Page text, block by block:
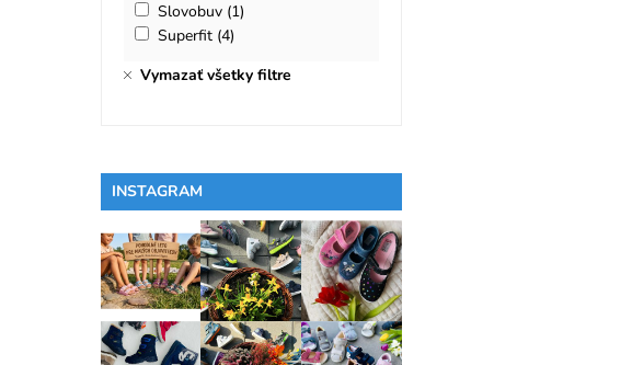
Slovobuv (1)
Superfit (4)
Vymazať všetky filtre
INSTAGRAM